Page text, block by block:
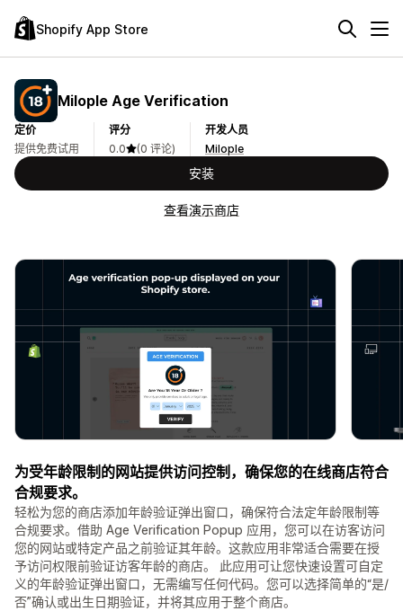
Shopify App Store
Milople Age Verification
定价
提供免费试用
评分
0.0
(0 评论)
开发人员
Milople
安装
查看演示商店
为受年龄限制的网站提供访问控制，确保您的在线商店符合
合规要求。
轻松为您的商店添加年龄验证弹出窗口，确保符合法定年龄限制等
合规要求。借助 Age Verification Popup 应用，您可以在访客访问
您的网站或特定产品之前验证其年龄。这款应用非常适合需要在授
予访问权限前验证访客年龄的商店。 此应用可让您快速设置可自定
义的年龄验证弹出窗口，无需编写任何代码。您可以选择简单的“是/
否”确认或出生日期验证，并将其应用于整个商店。